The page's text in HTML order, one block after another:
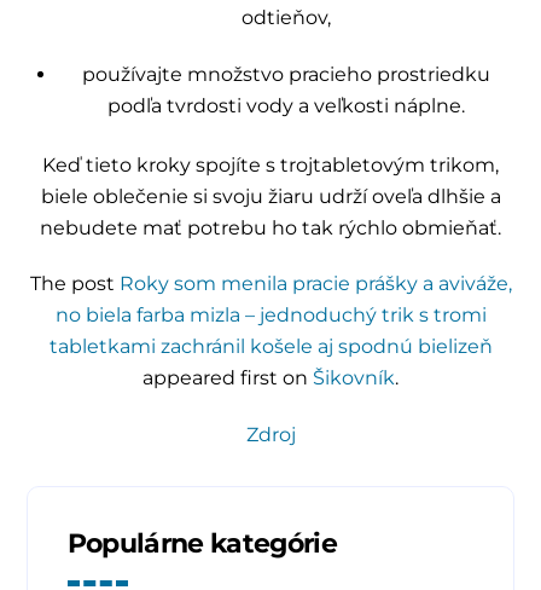
odtieňov,
používajte množstvo pracieho prostriedku
podľa tvrdosti vody a veľkosti náplne.
Keď tieto kroky spojíte s trojtabletovým trikom,
biele oblečenie si svoju žiaru udrží oveľa dlhšie a
nebudete mať potrebu ho tak rýchlo obmieňať.
The post Roky som menila pracie prášky a aviváže,
no biela farba mizla – jednoduchý trik s tromi
tabletkami zachránil košele aj spodnú bielizeň
appeared first on Šikovník.
Zdroj
Populárne kategórie